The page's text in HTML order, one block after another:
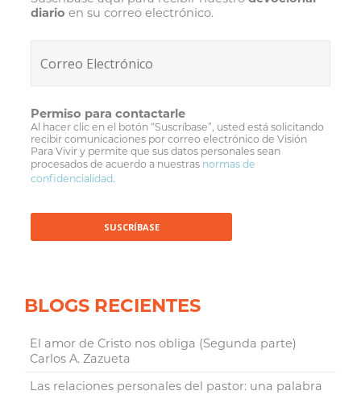
diario en su correo electrónico.
Permiso para contactarle
Al hacer clic en el botón “Suscríbase”, usted está solicitando
recibir comunicaciones por correo electrónico de Visión
Para Vivir y permite que sus datos personales sean
procesados de acuerdo a nuestras normas de
confidencialidad.
BLOGS RECIENTES
El amor de Cristo nos obliga (Segunda parte)
Carlos A. Zazueta
Las relaciones personales del pastor: una palabra